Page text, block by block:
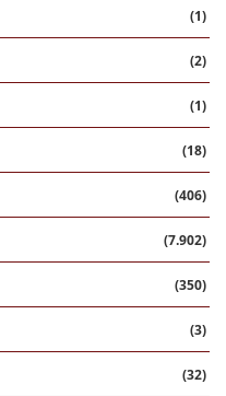
(1)
(2)
(1)
(18)
(406)
(7.902)
(350)
(3)
(32)